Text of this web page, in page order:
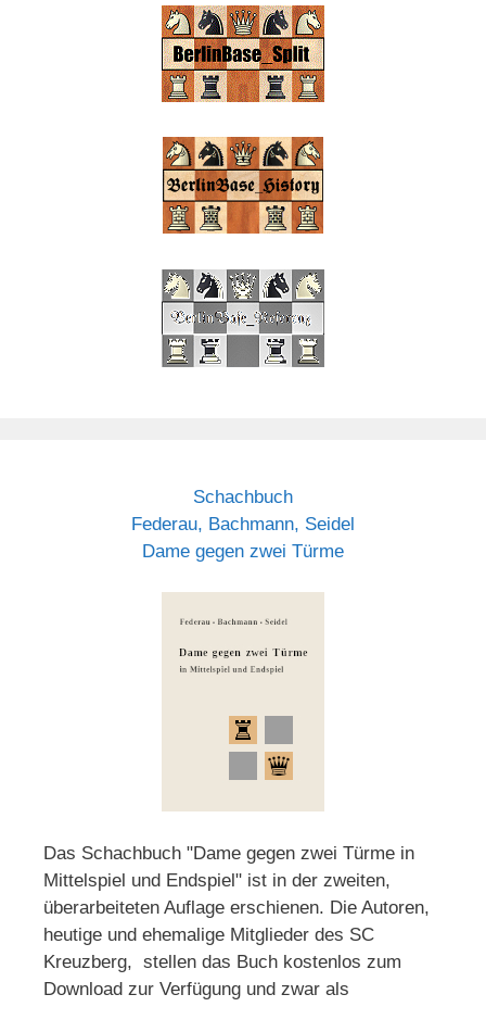
Schachbuch
Federau, Bachmann, Seidel
Dame gegen zwei Türme
Das Schachbuch "Dame gegen zwei Türme in
Mittelspiel und Endspiel" ist in der zweiten,
überarbeiteten Auflage erschienen. Die Autoren,
heutige und ehemalige Mitglieder des SC
Kreuzberg, stellen das Buch kostenlos zum
Download zur Verfügung und zwar als